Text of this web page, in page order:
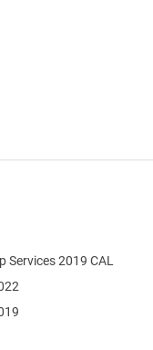
Services 2019 CAL